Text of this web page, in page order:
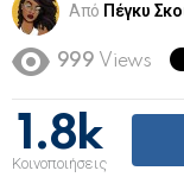
Από Πέγκυ
999 Views
1.8k
Κοινοποιήσεις